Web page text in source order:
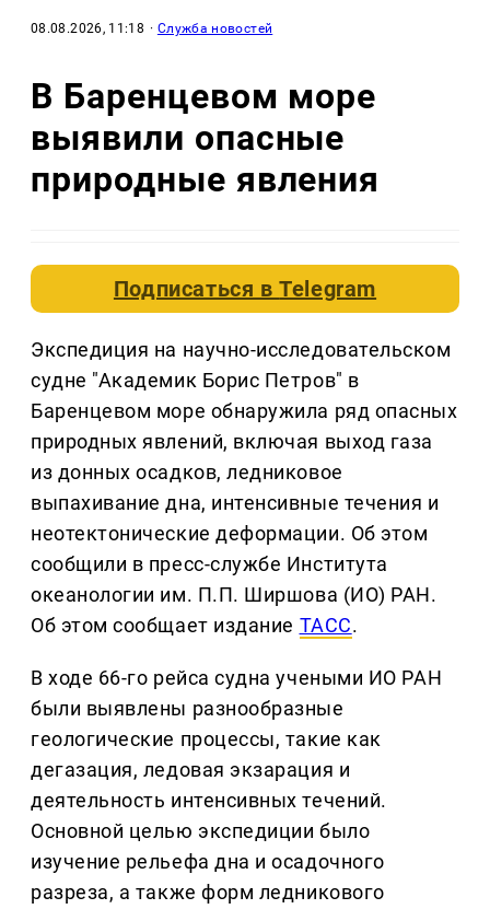
08.08.2026, 11:18 · Служба новостей
В Баренцевом море
выявили опасные
природные явления
Подписаться вTelegram
Экспедиция на научно-исследовательском
судне "Академик Борис Петров" в
Баренцевом море обнаружила ряд опасных
природных явлений, включая выход газа
из донных осадков, ледниковое
выпахивание дна, интенсивные течения и
неотектонические деформации. Об этом
сообщили в пресс-службе Института
океанологии им. П.П. Ширшова (ИО) РАН.
Об этом сообщает издание ТАСС.
В ходе 66-го рейса судна учеными ИО РАН
были выявлены разнообразные
геологические процессы, такие как
дегазация, ледовая экзарация и
деятельность интенсивных течений.
Основной целью экспедиции было
изучение рельефа дна и осадочного
разреза, а также форм ледникового